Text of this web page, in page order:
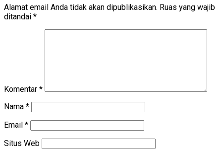
Alamat email Anda tidak akan dipublikasikan. Ruas yang wajib
ditandai *
Komentar *
Nama *
Email *
Situs Web